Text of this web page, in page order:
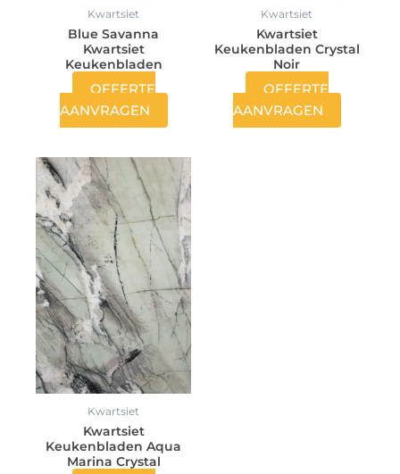
Kwartsiet
Blue Savanna
Kwartsiet
Keukenbladen
OFFERTE
AANVRAGEN
Kwartsiet
Kwartsiet
Keukenbladen Crystal
Noir
OFFERTE
AANVRAGEN
Kwartsiet
Kwartsiet
Keukenbladen Aqua
Marina Crystal